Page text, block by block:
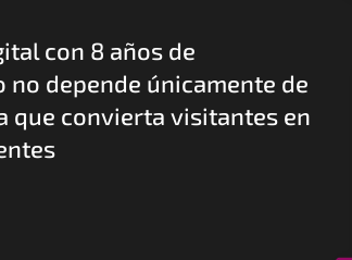
con 8 años de
depende únicamente de
que convierta visitantes en